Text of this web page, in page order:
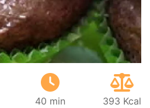
40 min 393 Kcal